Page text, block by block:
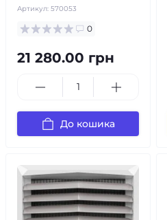
Артикул: 570053
0
21 280.00 грн
До кошика